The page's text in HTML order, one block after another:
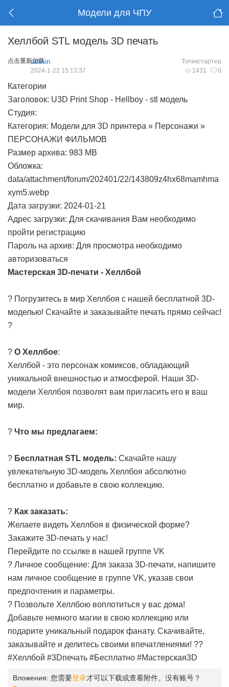
Модели для ЧПУ
Хеллбой STL модель 3D печать
点击重新加载 Топикстартер
admin
1431 0
2024-1-22 15:13:37
Категории
Заголовок: U3D Print Shop - Hellboy - stl модель
Студия:
Категория: Модели для 3D принтера » Персонажи »
ПЕРСОНАЖИ ФИЛЬМОВ
Размер архива: 983 MB
Обложка:
data/attachment/forum/202401/22/143809z4hx68mamhma
xym5.webp
Дата загрузки: 2024-01-21
Адрес загрузки: Для скачивания Вам необходимо
пройти регистрацию
Пароль на архив: Для просмотра необходимо
авторизоваться
Мастерская 3D-печати - Хеллбой
? Погрузитесь в мир Хеллбоя с нашей бесплатной 3D-
моделью! Скачайте и заказывайте печать прямо сейчас!
?
? О Хеллбое:
Хеллбой - это персонаж комиксов, обладающий
уникальной внешностью и атмосферой. Наши 3D-
модели Хеллбоя позволят вам пригласить его в ваш
мир.
? Что мы предлагаем:
? Бесплатная STL модель: Скачайте нашу
увлекательную 3D-модель Хеллбоя абсолютно
бесплатно и добавьте в свою коллекцию.
? Как заказать:
Желаете видеть Хеллбоя в физической форме?
Закажите 3D-печать у нас!
Перейдите по ссылке в нашей группе VK
? Личное сообщение: Для заказа 3D-печати, напишите
нам личное сообщение в группе VK, указав свои
предпочтения и параметры.
? Позвольте Хеллбою воплотиться у вас дома!
Добавьте немного магии в свою коллекцию или
подарите уникальный подарок фанату. Скачивайте,
заказывайте и делитесь своими впечатлениями! ??
#Хеллбой #3Dпечать #Бесплатно #Мастерская3D
Вложения: 您需要登录才可以下载或查看附件。没有账号？